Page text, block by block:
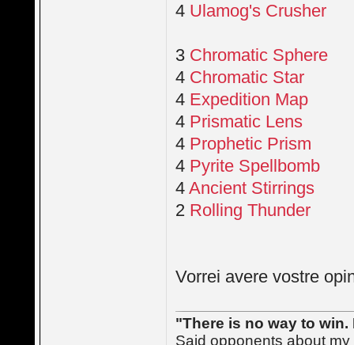
4 Ulamog's Crusher
3 Chromatic Sphere
4 Chromatic Star
4 Expedition Map
4 Prismatic Lens
4 Prophetic Prism
4 Pyrite Spellbomb
4Ancient Stirrings
2 Rolling Thunder
Vorrei avere vostre
"There is no way to
Said opponents about my